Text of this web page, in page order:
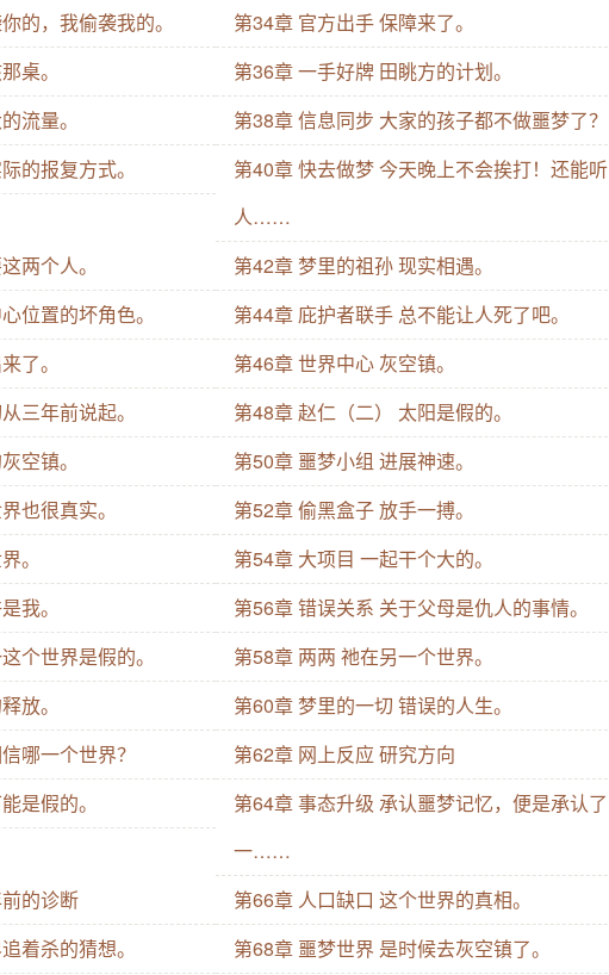
的，我偷袭我的。
第34章 官方出手 保障来了。
桌。
第36章 一手好牌 田眺方的计划。
流量。
第38章 信息同步 大家的孩子都不做噩梦了？
的报复方式。
第40章 快去做梦 今天晚上不会挨打！还能听
人……
两个人。
第42章 梦里的祖孙 现实相遇。
位置的坏角色。
第44章 庇护者联手 总不能让人死了吧。
了。
第46章 世界中心 灰空镇。
三年前说起。
第48章 赵仁（二） 太阳是假的。
空镇。
第50章 噩梦小组 进展神速。
也很真实。
第52章 偷黑盒子 放手一搏。
。
第54章 大项目 一起干个大的。
我。
第56章 错误关系 关于父母是仇人的事情。
个世界是假的。
第58章 两两 祂在另一个世界。
放。
第60章 梦里的一切 错误的人生。
哪一个世界？
第62章 网上反应 研究方向
是假的。
第64章 事态升级 承认噩梦记忆，便是承认了
一……
的诊断
第66章 人口缺口 这个世界的真相。
着杀的猜想。
第68章 噩梦世界 是时候去灰空镇了。